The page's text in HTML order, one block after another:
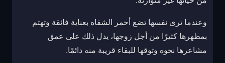
وعندما ترى نفسها تضع أحمر الشفاه بعناية فائقة وتهتم
بمظهرها كثيرًا من أجل زوجها، يدل ذلك على عمق
مشاعرها نحوه وتوقها للبقاء قريبة منه دائمًا.